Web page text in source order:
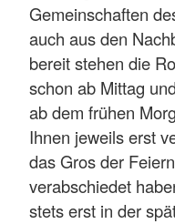
Gemeinschaften
auch aus den
bereit stehen die
schon ab Mittag
ab dem frühen
Ihnen jeweils erst
das Gros der
verabschiedet
stets erst in der